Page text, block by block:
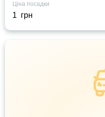
Ціна посадки
1 грн